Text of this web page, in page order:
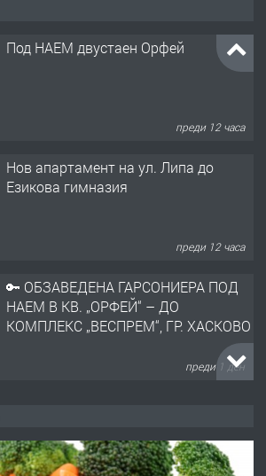
Под НАЕМ двустаен Орфей
преди 12 часа
Нов апартамент на ул. Липа до
Езикова гимназия
преди 12 часа
🔑 ОБЗАВЕДЕНА ГАРСОНИЕРА ПОД
НАЕМ В КВ. „ОРФЕЙ“ – ДО
КОМПЛЕКС „ВЕСПРЕМ“, ГР. ХАСКОВО
преди 1 ден
АПАРТАМЕНТ В ЦЕНТЪРА НА ГР.
ХАСКОВО